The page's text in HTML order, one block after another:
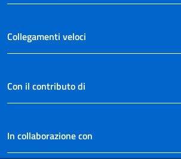
Collegamenti veloci
Con il contributo di
In collaborazione con